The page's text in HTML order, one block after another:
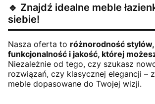
🔹 Znajdź idealne meble
siebie!
Nasza oferta to różnorodność stylów,
funkcjonalność i jakość, której
Niezależnie od tego, czy szukasz
rozwiązań, czy klasycznej elegancji –
meble dopasowane do Twojej wizji.